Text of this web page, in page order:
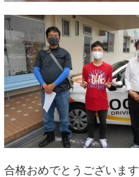
合格おめでとうございます